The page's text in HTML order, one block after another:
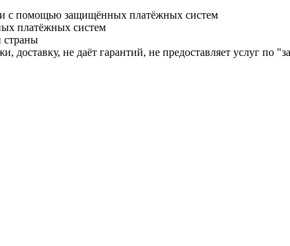
с помощью защищённых платёжных систем
платёжных систем
страны
доставку, не даёт гарантий, не предоставляет услуг